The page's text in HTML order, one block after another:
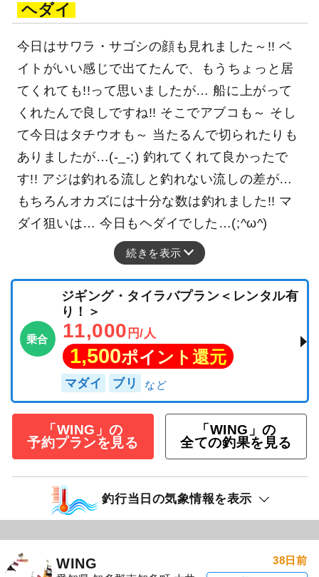
ヘダイ
今日はサワラ・サゴシの顔も見れました～!! ベ
イトがいい感じで出てたんで、もうちょっと居
てくれても!!って思いましたが… 船に上がって
くれたんで良しですね!! そこでアブコも～ そし
て今日はタチウオも～ 当たるんで切られたりも
ありましたが…(-_-;) 釣れてくれて良かったで
す!! アジは釣れる流しと釣れない流しの差が…
もちろんオカズには十分な数は釣れました!! マ
ダイ狙いは… 今日もヘダイでした…(;^ω^)
続きを表示
乗合
ジギング・タイラバプラン＜レンタル有
り！＞
11,000 円/人
1,500ポイント還元
マダイ ブリ
「WING」の
予約プランを見る
「WING」の
全ての釣果を見る
釣行当日の気象情報を表示
WING 38日前